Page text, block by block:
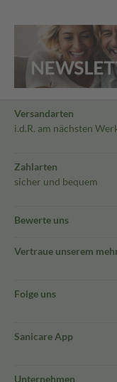
Versandarten
i.d.R. am nächsten
Zahlarten
sicher und bequem
Bewerte uns
Vertraue unserem
Folge uns
Sanicare App
Unternehmen